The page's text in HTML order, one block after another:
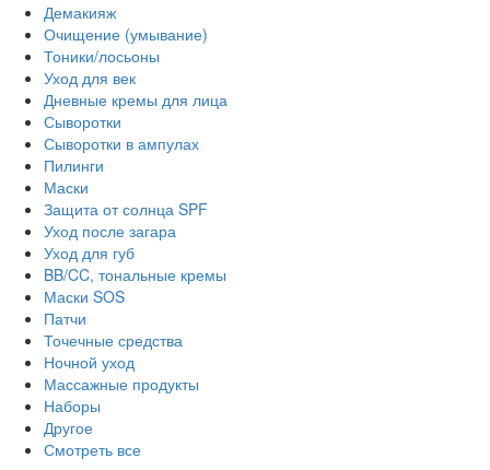
Демакияж
Очищение (умывание)
Тоники/лосьоны
Уход для век
Дневные кремы для лица
Сыворотки
Сыворотки в ампулах
Пилинги
Маски
Защита от солнца SPF
Уход после загара
Уход для губ
BB/CC, тональные кремы
Маски SOS
Патчи
Точечные средства
Ночной уход
Массажные продукты
Наборы
Другое
Смотреть все